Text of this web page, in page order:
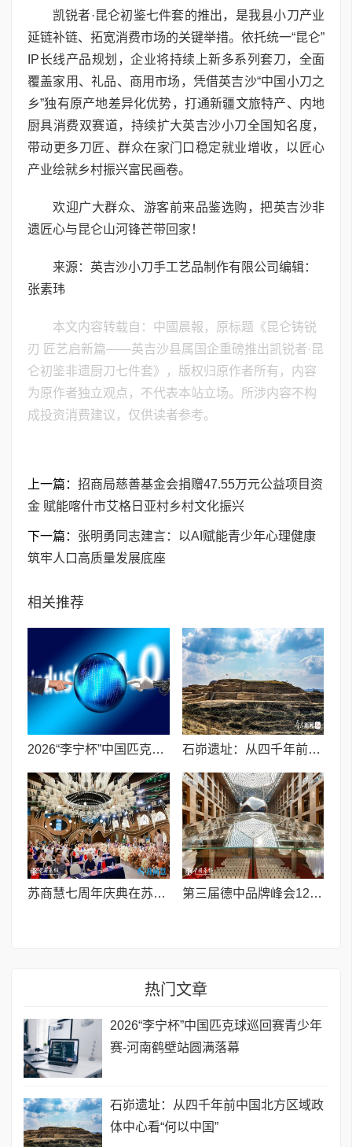
凯锐者·昆仑初鉴七件套的推出，是我县小刀产业
延链补链、拓宽消费市场的关键举措。依托统一“昆仑”
IP长线产品规划，企业将持续上新多系列套刀，全面
覆盖家用、礼品、商用市场，凭借英吉沙“中国小刀之
乡”独有原产地差异化优势，打通新疆文旅特产、内地
厨具消费双赛道，持续扩大英吉沙小刀全国知名度，
带动更多刀匠、群众在家门口稳定就业增收，以匠心
产业绘就乡村振兴富民画卷。
欢迎广大群众、游客前来品鉴选购，把英吉沙非
遗匠心与昆仑山河锋芒带回家！
来源：英吉沙小刀手工艺品制作有限公司编辑：
张素玮
本文内容转载自：中國晨報，原标题《昆仑铸锐
刃 匠艺启新篇——英吉沙县属国企重磅推出凯锐者·昆
仑初鉴非遗厨刀七件套》，版权归原作者所有，内容
为原作者独立观点，不代表本站立场。所涉内容不构
成投资消费建议，仅供读者参考。
上一篇： 招商局慈善基金会捐赠47.55万元公益项目资
金 赋能喀什市艾格日亚村乡村文化振兴
下一篇： 张明勇同志建言：以AI赋能青少年心理健康
筑牢人口高质量发展底座
相关推荐
2026“李宁杯”中国匹克球巡回赛青少年赛-河南鹤壁站圆满落幕 石峁遗址：从四千年前中国北方区域政体中心看“何以中国”
苏商慧七周年庆典在苏州隆重举行 七大联创共启发展新篇章 第三届德中品牌峰会12月将在柏林举办，聚焦人工智能时代品牌全球化发展
热门文章
2026“李宁杯”中国匹克球巡回赛青少年
赛-河南鹤壁站圆满落幕
石峁遗址：从四千年前中国北方区域政
体中心看“何以中国”